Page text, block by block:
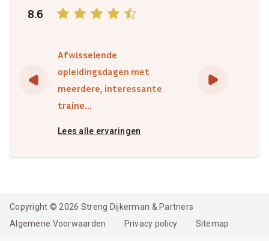
8.6
Afwisselende
opleidingsdagen met
meerdere, interessante
traine...
Lees alle ervaringen
Copyright © 2026 Streng Dijkerman & Partners
Algemene Voorwaarden
Privacy policy Sitemap